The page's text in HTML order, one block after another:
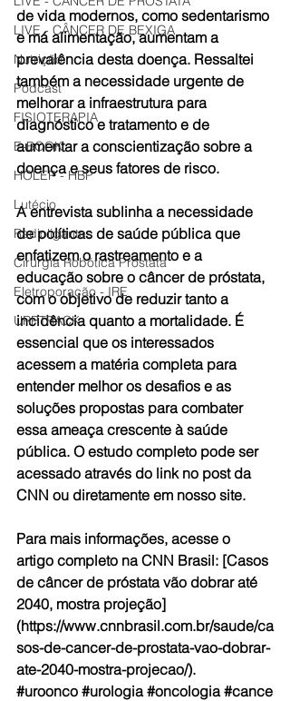
LIVE - CÂNCER DE BEXIGA
Nutrição
Podcast
FISIOTERAPIA
E-BOOK
HOLEP - HBP
Lutécio
Radioligantes
Cirurgia Robótica Próstata
Eletroporação - IRE
URPTRACK
de vida modernos, como sedentarismo
e má alimentação, aumentam a
prevalência desta doença. Ressaltei
também a necessidade urgente de
melhorar a infraestrutura para
diagnóstico e tratamento e de
aumentar a conscientização sobre a
doença e seus fatores de risco.
A entrevista sublinha a necessidade
de políticas de saúde pública que
enfatizem o rastreamento e a
educação sobre o câncer de próstata,
com o objetivo de reduzir tanto a
incidência quanto a mortalidade. É
essencial que os interessados
acessem a matéria completa para
entender melhor os desafios e as
soluções propostas para combater
essa ameaça crescente à saúde
pública. O estudo completo pode ser
acessado através do link no post da
CNN ou diretamente em nosso site.
Para mais informações, acesse o
artigo completo na CNN Brasil: [Casos
de câncer de próstata vão dobrar até
2040, mostra projeção]
(https://www.cnnbrasil.com.br/saude/ca
sos-de-cancer-de-prostata-vao-dobrar-
ate-2040-mostra-projecao/).
#uroonco #urologia #oncologia #cance